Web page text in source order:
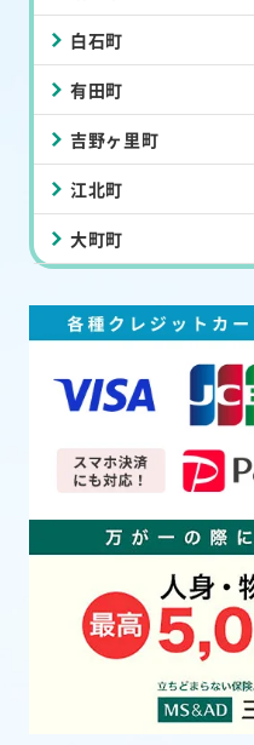
白石町
有田町
吉野ヶ里町
江北町
大町町